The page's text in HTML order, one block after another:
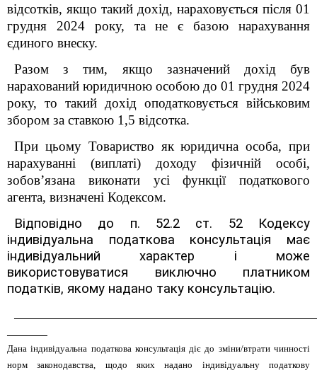
відсотків, якщо такий дохід, нараховується після 01
грудня 2024 року, та не є базою нарахування
єдиного внеску.
Разом з тим, якщо зазначений дохід був
нарахований юридичною особою до 01 грудня 2024
року, то такий дохід оподатковується військовим
збором за ставкою 1,5 відсотка.
При цьому Товариство як юридична особа, при
нарахуванні (виплаті) доходу фізичній особі,
зобов’язана виконати усі функції податкового
агента, визначені Кодексом.
Відповідно до п. 52.2 ст. 52 Кодексу
індивідуальна податкова консультація має
індивідуальний характер і може
використовуватися виключно платником
податків, якому надано таку консультацію.
Дана індивідуальна податкова консультація діє до зміни/втрати чинності
норм законодавства, щодо яких надано індивідуальну податкову